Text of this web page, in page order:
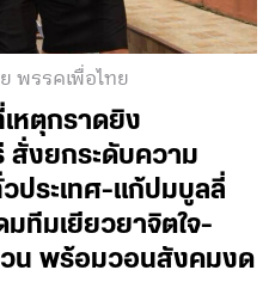
พรรคเพื่อไทย
หตุกราดยิง
สั่งยกระดับความ
ประเทศ-แก้ปมบูลลี่
มทีมเยียวยาจิตใจ-
วน พร้อมวอนสังคมงด